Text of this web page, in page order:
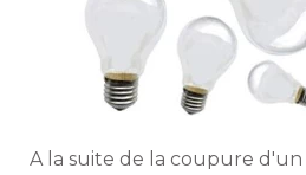
A la suite de la coupure